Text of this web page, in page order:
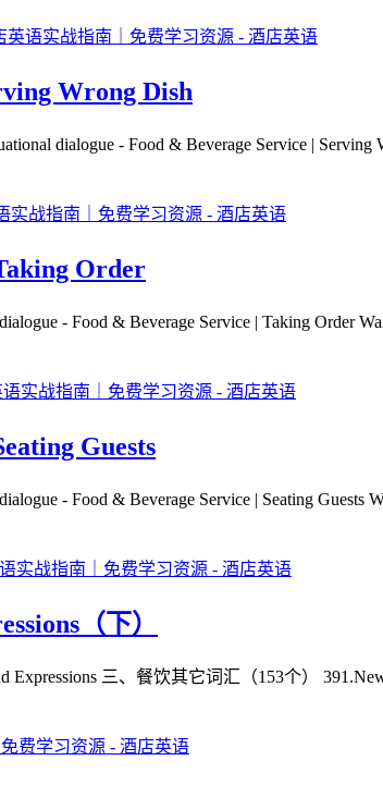
Wrong Dish
dialogue - Food & Beverage Service | Serving
Order
- Food & Beverage Service | Taking Order
Guests
- Food & Beverage Service | Seating Guests
（下）
三、餐饮其它词汇（153个）